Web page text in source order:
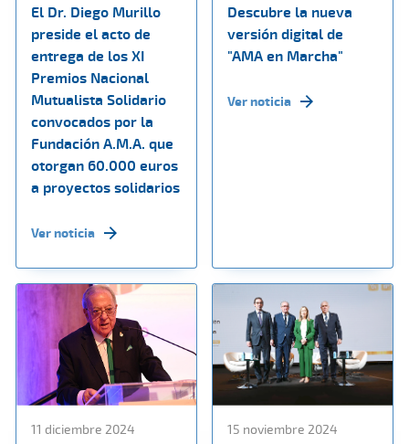
El Dr. Diego Murillo
preside el acto de
entrega de los XI
Premios Nacional
Mutualista Solidario
convocados por la
Fundación A.M.A. que
otorgan 60.000 euros
a proyectos solidarios
Ver noticia
Descubre la nueva
versión digital de
"AMA en Marcha"
Ver noticia
11 diciembre 2024 15 noviembre 2024